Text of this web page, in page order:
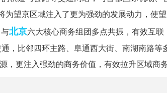
望京区域注入了更为强劲的发展动力，使
北京六大核心商务组团多点共振，有效互
，比邻四环主路、阜通西大街、南湖南路
更注入强劲的商务价值，有效拉升区域商